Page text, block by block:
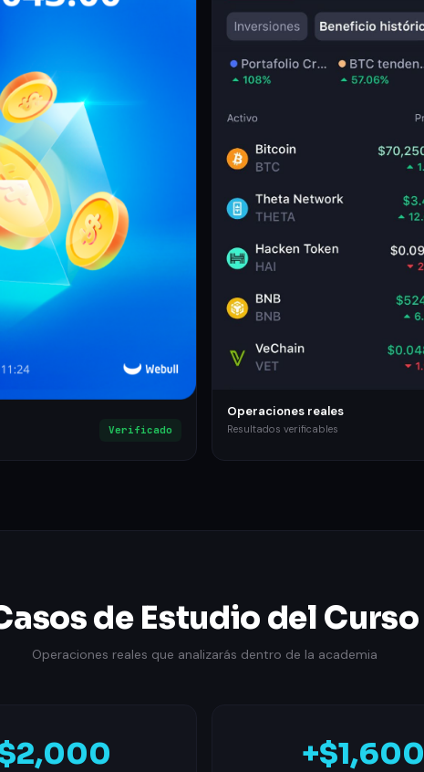
Verificado
Operaciones reales
Resultados verificables
de Estudio del Curso
Operaciones reales que analizarás dentro de la academia
+$1,600